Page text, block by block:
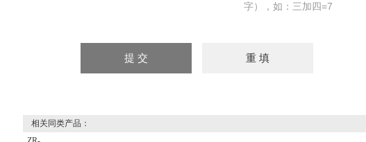
字），如：三加四=7
相关同类产品：